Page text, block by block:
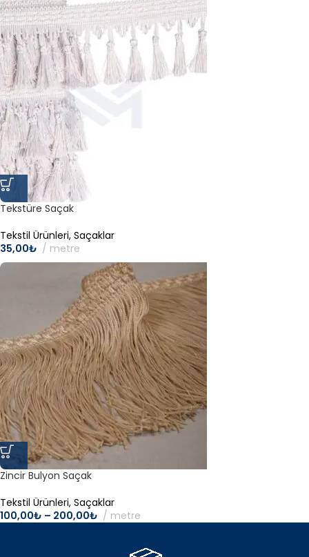
Tekstüre Saçak
Tekstil Ürünleri, Saçaklar
35,00₺ metre
Zincir Bulyon Saçak
Tekstil Ürünleri, Saçaklar
100,00₺ – 200,00₺ metre